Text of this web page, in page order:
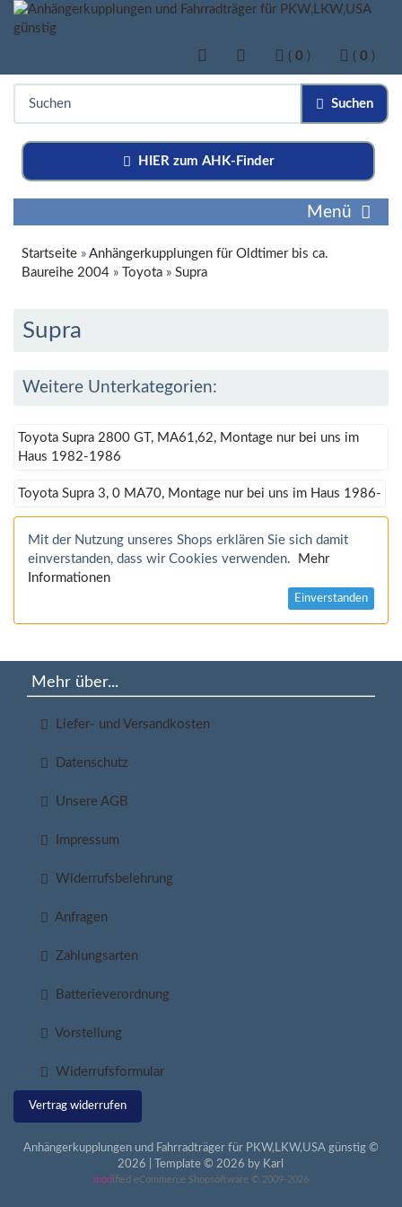
( 0 ) ( 0 )
Suchen
HIER zum AHK-Finder
Menü
Startseite » Anhängerkupplungen für Oldtimer bis ca.
Baureihe 2004 » Toyota » Supra
Supra
Weitere Unterkategorien:
Toyota Supra 2800 GT, MA61,62, Montage nur bei uns im
Haus 1982-1986
Toyota Supra 3, 0 MA70, Montage nur bei uns im Haus 1986-
Mit der Nutzung unseres Shops erklären Sie sich damit
einverstanden, dass wir Cookies verwenden.
Mehr
Informationen
Einverstanden
Mehr über...
Liefer- und Versandkosten
Datenschutz
Unsere AGB
Impressum
Widerrufsbelehrung
Anfragen
Zahlungsarten
Batterieverordnung
Vorstellung
Widerrufsformular
Vertrag widerrufen
Anhängerkupplungen und Fahrradträger für PKW,LKW,USA günstig ©
2026 | Template © 2026 by Karl
mod ified eCommerce Shopsoftware © 2009-2026